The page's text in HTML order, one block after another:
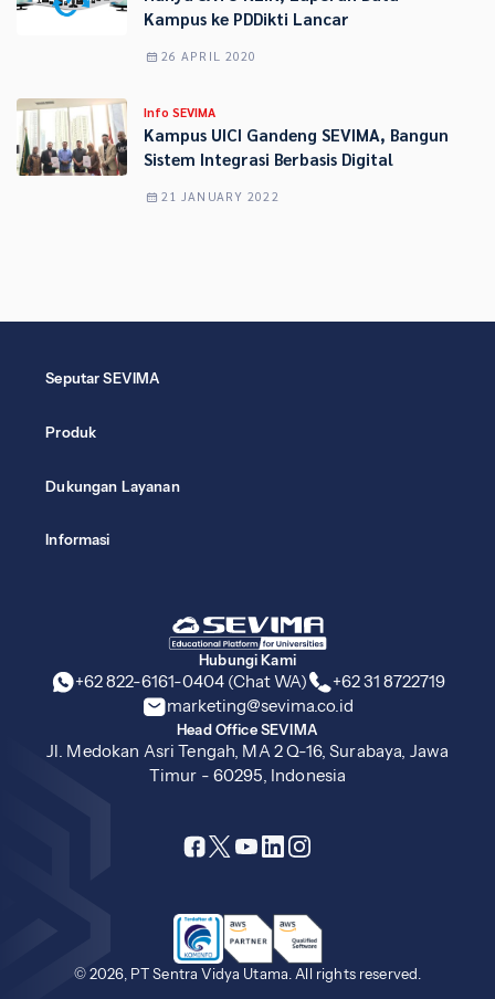
Kampus ke PDDikti Lancar
26 APRIL 2020
Info SEVIMA
Kampus UICI Gandeng SEVIMA, Bangun
Sistem Integrasi Berbasis Digital
21 JANUARY 2022
Hubungi Kami
+62 822-6161-0404 (Chat WA)
+62 31 8722719
marketing@sevima.co.id
Head Office SEVIMA
Jl. Medokan Asri Tengah, MA 2 Q-16, Surabaya, Jawa
Timur - 60295, Indonesia
Seputar SEVIMA
Produk
Dukungan Layanan
Informasi
© 2026, PT Sentra Vidya Utama. All rights reserved.